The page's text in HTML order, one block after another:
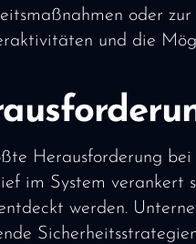
oder
und die
Herausforderung
im System verankert
werden.